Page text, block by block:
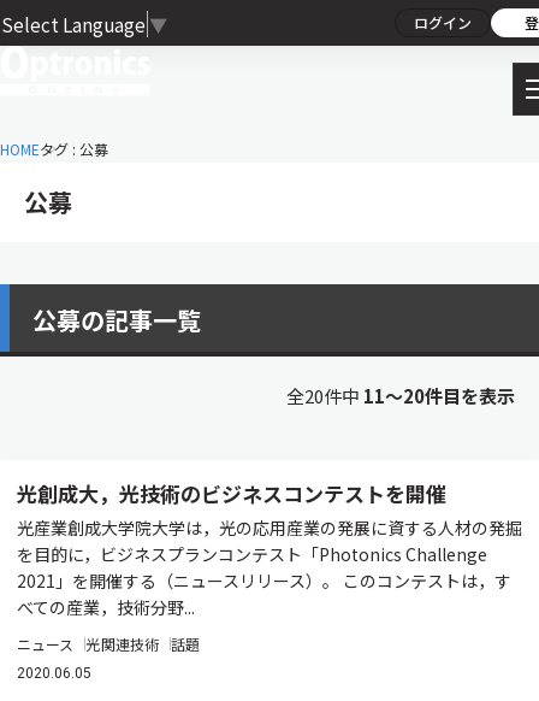
Select Language ▼ ログイン
HOMEタグ : 公募
公募
公募の記事一覧
全20件中 11〜20件目を表示
光創成大，光技術のビジネスコンテストを開催
光産業創成大学院大学は，光の応用産業の発展に資する人材の発掘
を目的に，ビジネスプランコンテスト「Photonics Challenge
2021」を開催する（ニュースリリース）。 このコンテストは，す
べての産業，技術分野...
ニュース 光関連技術 話題
2020.06.05